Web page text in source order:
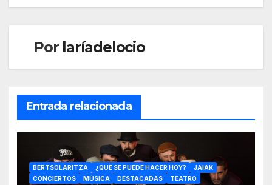
Por laríadelocio
Entrada relacionada
BERTSOLARITZA ¿QUÉ SE PUEDE HACER HOY?
JAIAK
CONCIERTOS
MÚSICA DESTACADAS TEATRO